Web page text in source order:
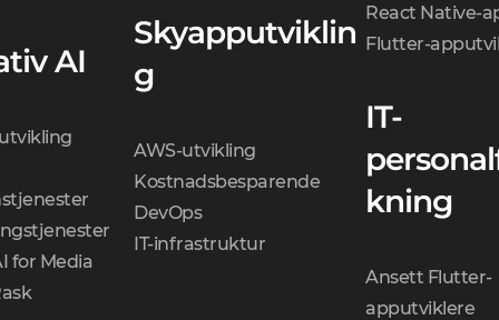
AI
for Media
Skyapputviklin
g
AWS-utvikling
Kostnadsbesparende
DevOps
IT-infrastruktur
React Native-
Flutter-
IT-
kning
Ansett Flutter-
apputviklere